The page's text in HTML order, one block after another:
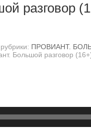
разговор
ПРОВИАНТ.
Большой разговор